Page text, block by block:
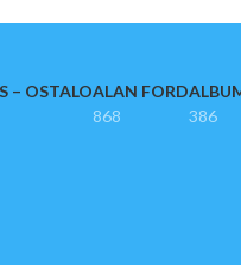
– OSTALOALAN FORD
868
386